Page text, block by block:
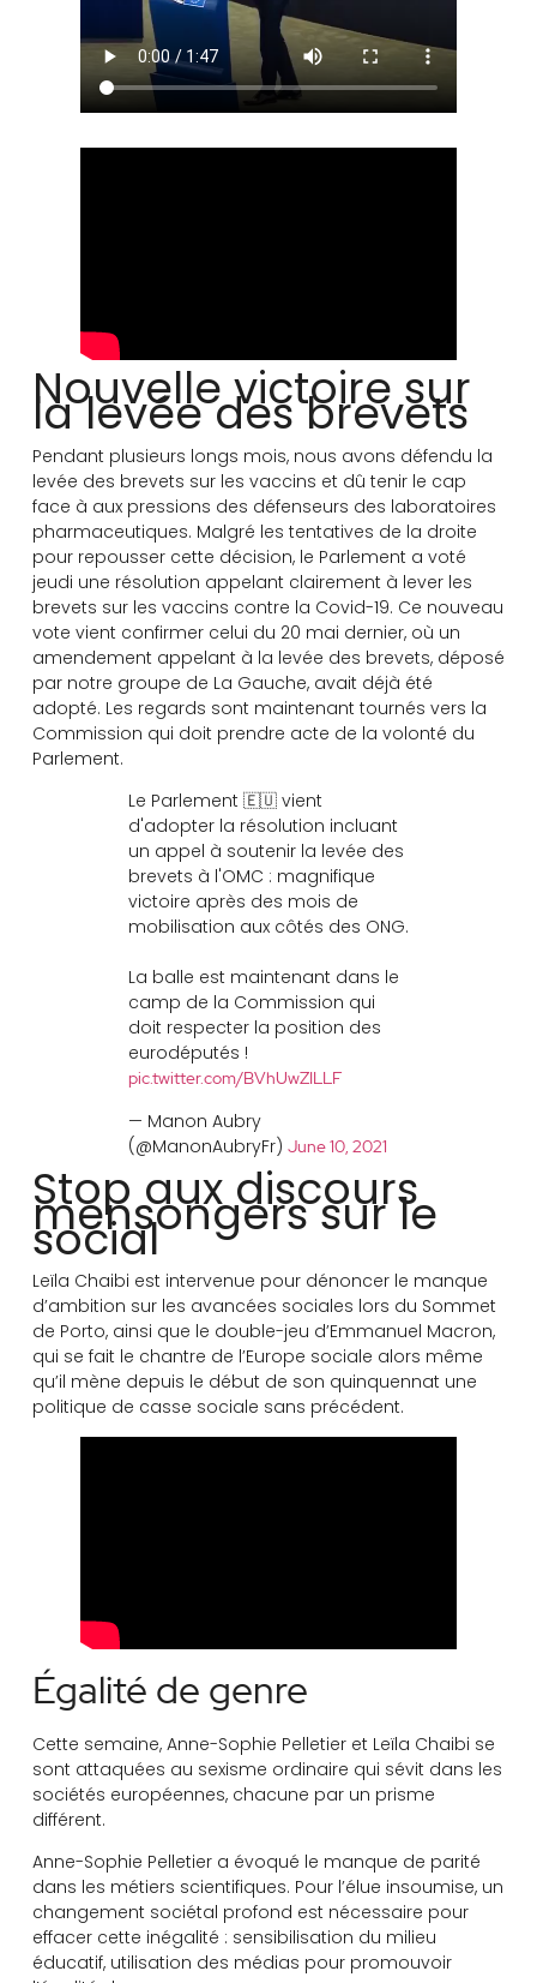
Nouvelle victoire sur
la levée des brevets
Pendant plusieurs longs mois, nous avons défendu la
levée des brevets sur les vaccins et dû tenir le cap
face à aux pressions des défenseurs des laboratoires
pharmaceutiques. Malgré les tentatives de la droite
pour repousser cette décision, le Parlement a voté
jeudi une résolution appelant clairement à lever les
brevets sur les vaccins contre la Covid-19. Ce nouveau
vote vient confirmer celui du 20 mai dernier, où un
amendement appelant à la levée des brevets, déposé
par notre groupe de La Gauche, avait déjà été
adopté. Les regards sont maintenant tournés vers la
Commission qui doit prendre acte de la volonté du
Parlement.
Le Parlement 🇪🇺 vient
d'adopter la résolution incluant
un appel à soutenir la levée des
brevets à l'OMC : magnifique
victoire après des mois de
mobilisation aux côtés des ONG.
La balle est maintenant dans le
camp de la Commission qui
doit respecter la position des
eurodéputés !
pic.twitter.com/BVhUwZILLF
— Manon Aubry
(@ManonAubryFr) June 10, 2021
Stop aux discours
mensongers sur le
social
Leïla Chaibi est intervenue pour dénoncer le manque
d’ambition sur les avancées sociales lors du Sommet
de Porto, ainsi que le double-jeu d’Emmanuel Macron,
qui se fait le chantre de l’Europe sociale alors même
qu’il mène depuis le début de son quinquennat une
politique de casse sociale sans précédent.
Égalité de genre
Cette semaine, Anne-Sophie Pelletier et Leïla Chaibi se
sont attaquées au sexisme ordinaire qui sévit dans les
sociétés européennes, chacune par un prisme
différent.
Anne-Sophie Pelletier a évoqué le manque de parité
dans les métiers scientifiques. Pour l’élue insoumise, un
changement sociétal profond est nécessaire pour
effacer cette inégalité : sensibilisation du milieu
éducatif, utilisation des médias pour promouvoir